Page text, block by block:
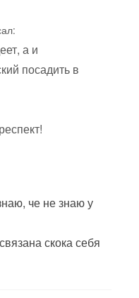
а и
посадить в
че не знаю у
скока себя